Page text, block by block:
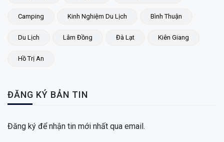
Camping Kinh Nghiệm Du Lịch Bình Thuận
Du Lịch Lâm Đồng Đà Lạt Kiên Giang
Hồ Trị An
ĐĂNG KÝ BẢN TIN
Đăng ký để nhận tin mới nhất qua email.